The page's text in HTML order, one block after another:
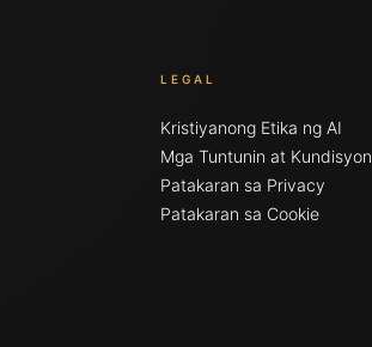
LEGAL
Kristiyanong Etika ng AI
Mga Tuntunin at Kundisyon
Patakaran sa Privacy
Patakaran sa Cookie